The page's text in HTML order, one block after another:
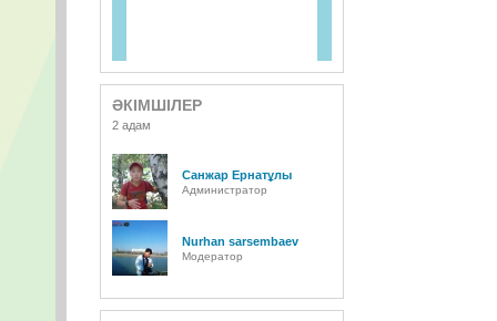
ӘКІМШІЛЕР
2 адам
Санжар Ернатұлы
Администратор
Nurhan sarsembaev
Модератор